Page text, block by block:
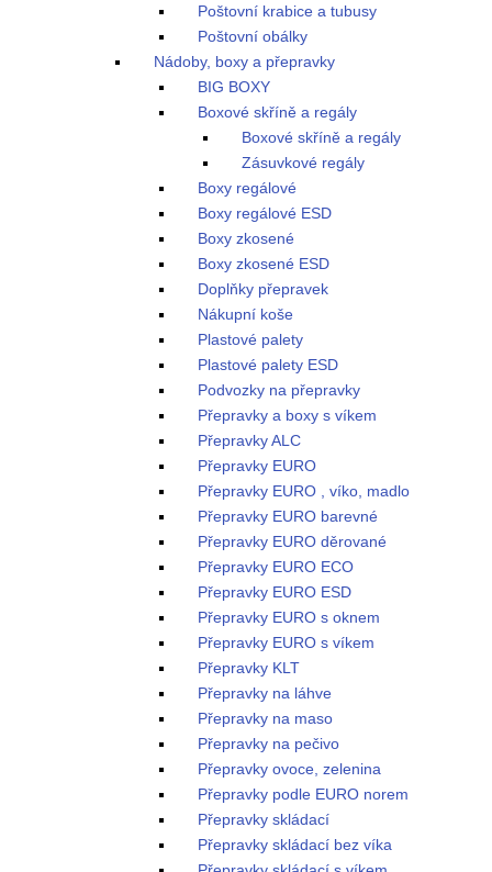
Poštovní krabice a tubusy
Poštovní obálky
Nádoby, boxy a přepravky
BIG BOXY
Boxové skříně a regály
Boxové skříně a regály
Zásuvkové regály
Boxy regálové
Boxy regálové ESD
Boxy zkosené
Boxy zkosené ESD
Doplňky přepravek
Nákupní koše
Plastové palety
Plastové palety ESD
Podvozky na přepravky
Přepravky a boxy s víkem
Přepravky ALC
Přepravky EURO
Přepravky EURO , víko, madlo
Přepravky EURO barevné
Přepravky EURO děrované
Přepravky EURO ECO
Přepravky EURO ESD
Přepravky EURO s oknem
Přepravky EURO s víkem
Přepravky KLT
Přepravky na láhve
Přepravky na maso
Přepravky na pečivo
Přepravky ovoce, zelenina
Přepravky podle EURO norem
Přepravky skládací
Přepravky skládací bez víka